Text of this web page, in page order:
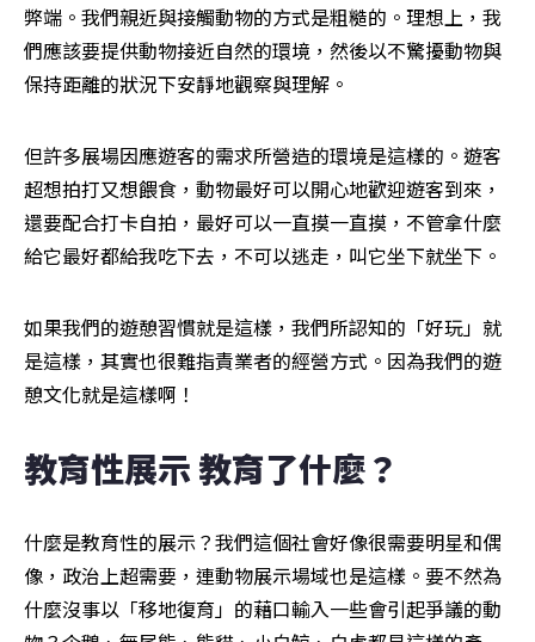
弊端。我們親近與接觸動物的方式是粗糙的。理想上，我
們應該要提供動物接近自然的環境，然後以不驚擾動物與
保持距離的狀況下安靜地觀察與理解。
但許多展場因應遊客的需求所營造的環境是這樣的。遊客
超想拍打又想餵食，動物最好可以開心地歡迎遊客到來，
還要配合打卡自拍，最好可以一直摸一直摸，不管拿什麼
給它最好都給我吃下去，不可以逃走，叫它坐下就坐下。
如果我們的遊憩習慣就是這樣，我們所認知的「好玩」就
是這樣，其實也很難指責業者的經營方式。因為我們的遊
憩文化就是這樣啊！
教育性展示 教育了什麼？
什麼是教育性的展示？我們這個社會好像很需要明星和偶
像，政治上超需要，連動物展示場域也是這樣。要不然為
什麼沒事以「移地復育」的藉口輸入一些會引起爭議的動